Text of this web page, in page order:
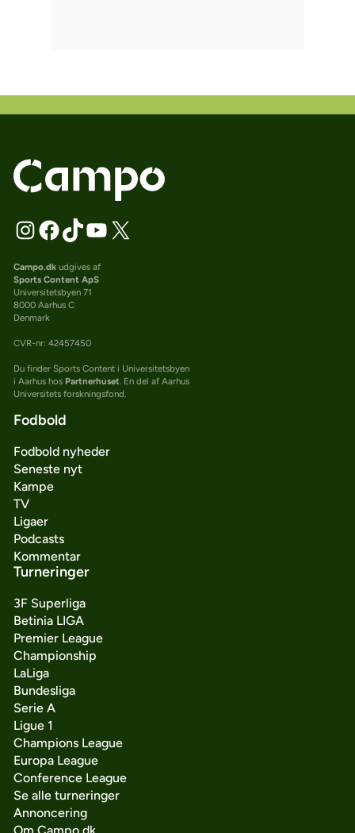
Campo.dkudgives af
Sports Content ApS
Universitetsbyen 71
8000 Aarhus C
Denmark
CVR-nr: 42457450
Du finder Sports Content i Universitetsbyen
i Aarhus hos Partnerhuset. En del af Aarhus
Universitets forskningsfond.
Fodbold
Fodbold nyheder
Seneste nyt
Kampe
TV
Ligaer
Podcasts
Kommentar
Turneringer
3F Superliga
Betinia LIGA
Premier League
Championship
LaLiga
Bundesliga
Serie A
Ligue 1
Champions League
Europa League
Conference League
Se alle turneringer
Annoncering